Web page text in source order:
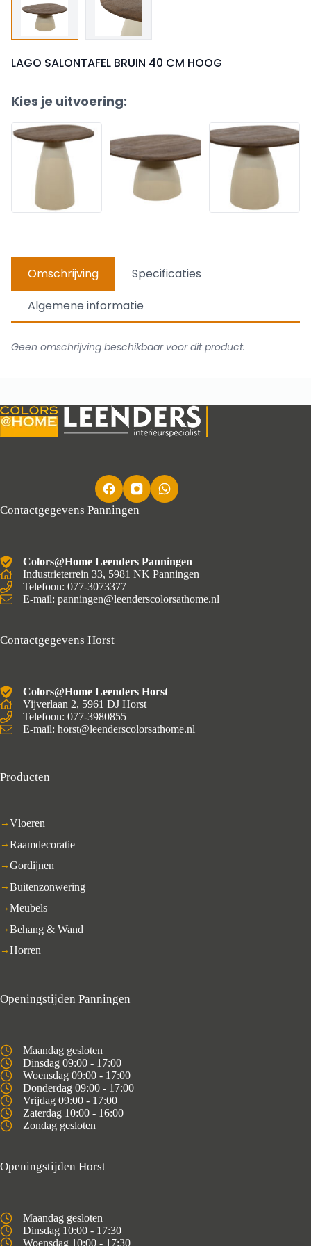
LAGO SALONTAFEL BRUIN 40 CM HOOG
Kies je uitvoering:
Omschrijving
Specificaties
Algemene informatie
Geen omschrijving beschikbaar voor dit product.
Contactgegevens Panningen
Colors@Home Leenders Panningen
Industrieterrein 33, 5981 NK Panningen
Telefoon: 077-3073377
E-mail: panningen@leenderscolorsathome.nl
Contactgegevens Horst
Colors@Home Leenders Horst
Vijverlaan 2, 5961 DJ Horst
Telefoon: 077-3980855
E-mail: horst@leenderscolorsathome.nl
Producten
Vloeren
Raamdecoratie
Gordijnen
Buitenzonwering
Meubels
Behang & Wand
Horren
Openingstijden Panningen
Maandag gesloten
Dinsdag 09:00 - 17:00
Woensdag 09:00 - 17:00
Donderdag 09:00 - 17:00
Vrijdag 09:00 - 17:00
Zaterdag 10:00 - 16:00
Zondag gesloten
Openingstijden Horst
Maandag gesloten
Dinsdag 10:00 - 17:30
Woensdag 10:00 - 17:30